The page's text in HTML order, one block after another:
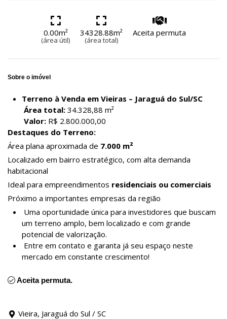
0.00m²
(área útil)
34328.88m²
(área total)
Aceita permuta
Sobre o imóvel
Terreno à Venda em Vieiras – Jaraguá do Sul/SC
Área total:34.328,88 m²
Valor:R$ 2.800.000,00
Destaques do Terreno:
Área plana aproximada de 7.000 m²
Localizado em bairro estratégico, com alta demanda
habitacional
Ideal para empreendimentos residenciais ou comerciais
Próximo a importantes empresas da região
Uma oportunidade única para investidores que buscam
um terreno amplo, bem localizado e com grande
potencial de valorização.
Entre em contato e garanta já seu espaço neste
mercado em constante crescimento!
Aceita permuta.
Vieira, Jaraguá do Sul / SC